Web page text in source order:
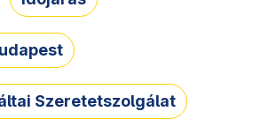
Szeretetszolgálat